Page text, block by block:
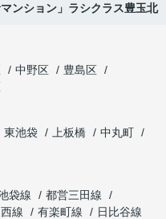
マンション」ラシクラス豊玉北
中野区
豊島区
東池袋 上板橋
中丸町
袋線
都営三田線
線 有楽町線
日比谷線